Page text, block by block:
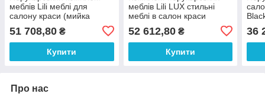
меблів Lili меблі для
салону краси (мийка
дисковій базі) Green
51 708,80 ₴
Купити
меблів Lili LUX стильні
меблі в салон краси
золотому диску)
52 612,80₴
Купити
36
Про нас